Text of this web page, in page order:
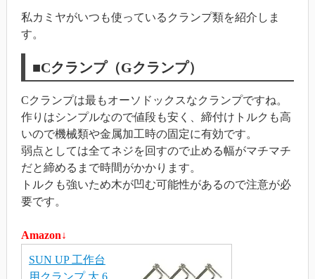
私カミヤがいつも使っているクランプ類を紹介しま
す。
■Cクランプ（Gクランプ）
Cクランプは最もオーソドックスなクランプですね。
作りはシンプルなので値段も安く、締付けトルクも高
いので機械類や金属加工時の固定に有効です。
弱点としては全てネジを回すので止める幅がマチマチ
だと締めるまで時間がかかります。
トルクも強いため木が凹む可能性があるので注意が必
要です。
Amazon↓
SUN UP 工作台